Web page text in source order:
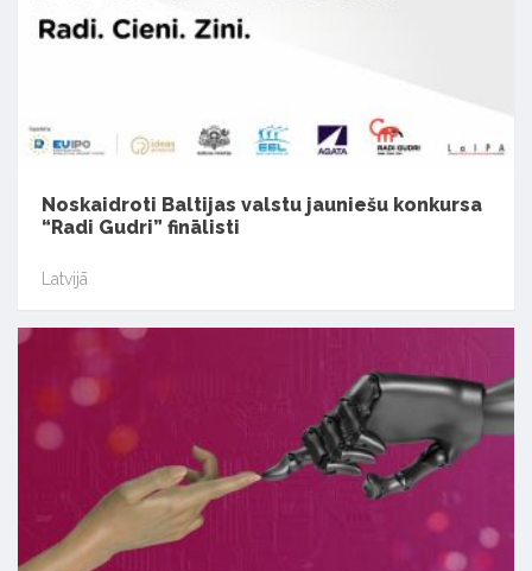
Noskaidroti Baltijas valstu jauniešu konkursa
“Radi Gudri” finālisti
Latvijā